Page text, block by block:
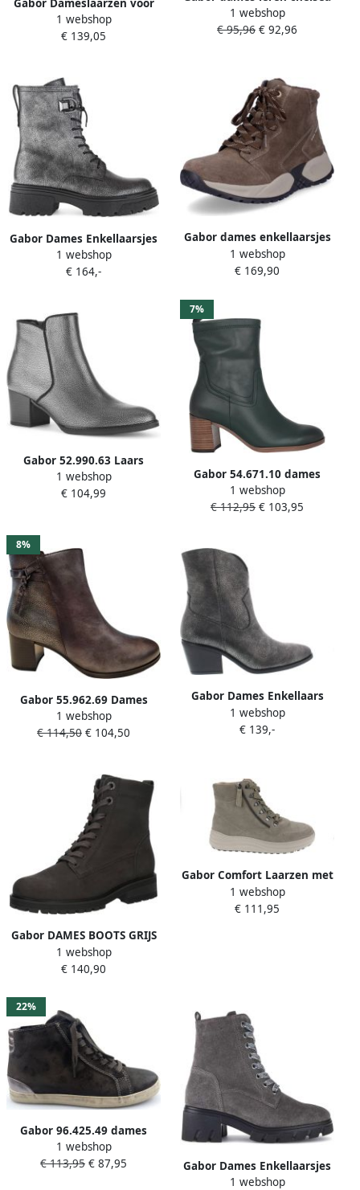
verschillende
weersomstandigheden
1 webshop
€ 139,05
laars grijs
1 webshop
€ 95,96 € 92,96
Gabor Dames Enkellaarsjes
1 webshop
€ 164,-
Gabor dames enkellaarsjes
met veter bruin
1 webshop
€ 169,90
Gabor 52.990.63 Laars
antraciet
1 webshop
€ 104,99
7%
Gabor 54.671.10 dames
laars grijs
1 webshop
€ 112,95 € 103,95
8%
Gabor 55.962.69 Dames
Enkellaarzen Grijs
1 webshop
€ 114,50 € 104,50
Gabor Dames Enkellaars
56.690.63 Metal Grey
Antraciet
1 webshop
€ 139,-
Gabor DAMES BOOTS GRIJS
52.765.40 SOFT NUBUK
PEPPER
1 webshop
€ 140,90
Gabor Comfort Laarzen met
Veters in Meer Breedtes
1 webshop
€ 111,95
22%
Gabor 96.425.49 dames
laars grijs
1 webshop
€ 113,95 € 87,95
Gabor Dames Enkellaarsjes
1 webshop